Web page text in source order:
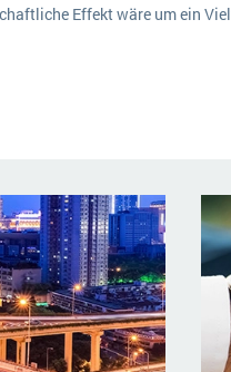
Effekt wäre um ein